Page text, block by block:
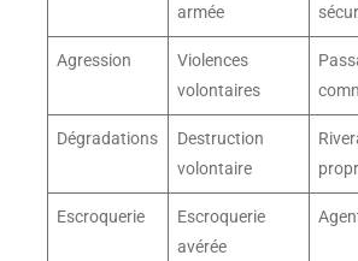
armée
Agression
Violences
volontaires
Dégradations
Destruction
volontaire
Escroquerie
Escroquerie
avérée